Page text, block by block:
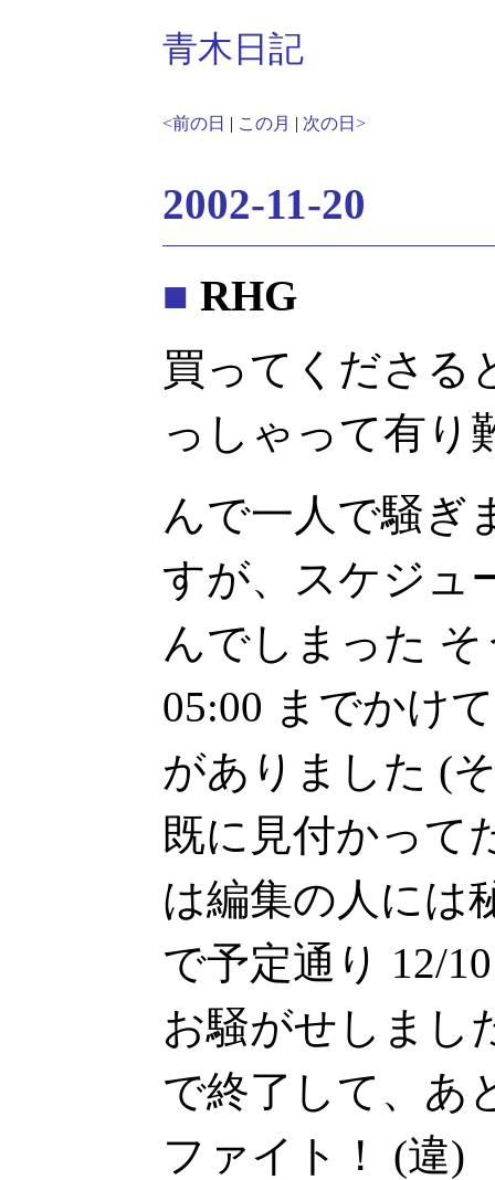
青木日記
<前の日 | この月 | 次の日>
2002-11-20
■ RHG
買ってくださる
っしゃって有り
んで一人で騒ぎ
すが、スケジュ
んでしまった
05:00 までかけ
がありました (
既に見付かって
は編集の人には
で予定通り 12/
お騒がせしまし
で終了して、あ
ファイト！ (違)